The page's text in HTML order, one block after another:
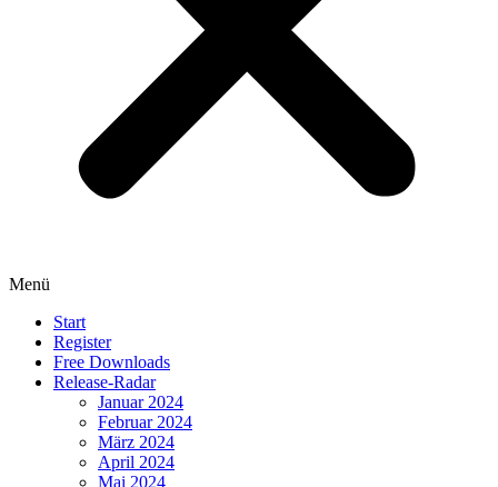
Menü
Start
Register
Free Downloads
Release-Radar
Januar 2024
Februar 2024
März 2024
April 2024
Mai 2024